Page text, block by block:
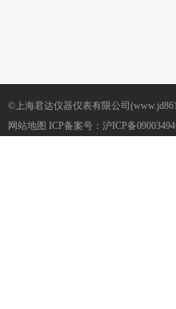
©上海君达仪器仪表有限公司
网站地图 ICP备案号： 沪ICP备